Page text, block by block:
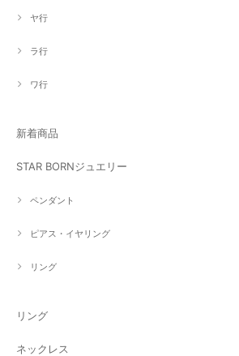
ヤ行
ラ行
ワ行
新着商品
STAR BORNジュエリー
ペンダント
ピアス・イヤリング
リング
リング
ネックレス